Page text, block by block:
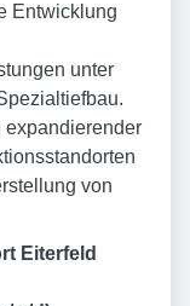
Entwicklung
unter
expandierender
von
Eiterfeld